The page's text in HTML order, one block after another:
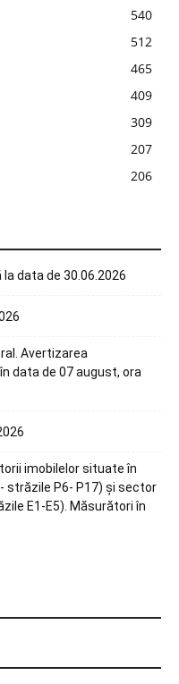
540
512
465
409
309
207
206
data de 30.06.2026
Avertizarea
data de 07 august, ora
imobilelor situate în
străzile P6- P17) și sector
E1-E5). Măsurători în